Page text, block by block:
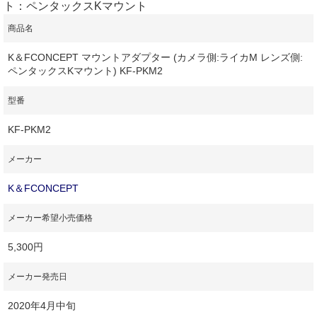
ト：ペンタックスKマウント
商品名
K＆FCONCEPT マウントアダプター (カメラ側:ライカM レンズ側:
ペンタックスKマウント) KF-PKM2
型番
KF-PKM2
メーカー
K＆FCONCEPT
メーカー希望小売価格
5,300円
メーカー発売日
2020年4月中旬